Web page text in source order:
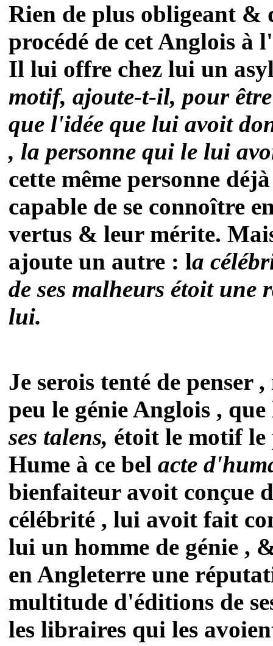
Rien de plus obligeant &
procédé de cet Anglois à
Il lui offre chez lui un
motif, ajoute-t-il, pour
que l'idée que lui avoit
, la personne qui le lui
cette même personne
capable de se connoître
vertus & leur mérite.
ajoute un autre : la
de ses malheurs étoit une
lui.
Je serois tenté de penser
peu le génie Anglois ,
ses talens, étoit le motif le
Hume à ce bel acte
bienfaiteur avoit conçue
célébrité , lui avoit fait
lui un homme de génie ,
en Angleterre une
multitude d'éditions de
les libraires qui les